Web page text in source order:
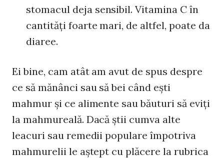
stomacul deja sensibil. Vitamina C în
cantităţi foarte mari, de altfel, poate da
diaree.
Ei bine, cam atât am avut de spus despre
ce să mănânci sau să bei când eşti
mahmur şi ce alimente sau băuturi să eviţi
la mahmureală. Dacă ştii cumva alte
leacuri sau remedii populare împotriva
mahmurelii le aştept cu plăcere la rubrica